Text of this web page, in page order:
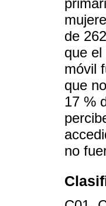
de
que
móvil
que
17 %
no